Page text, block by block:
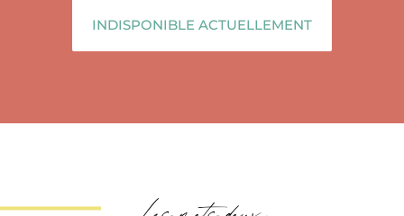
INDISPONIBLE ACTUELLEMENT